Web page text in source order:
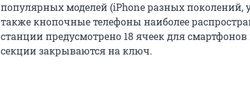
популярных моделей (iPhone разных поколений,
также кнопочные телефоны наиболее
станции предусмотрено 18 ячеек для
секции закрываются на ключ.